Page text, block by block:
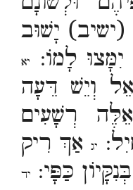
(ישיב) יָשׁוּב
לָמוֹ:
יא
וְיֵשׁ דֵּעָה
רְשָׁעִים
יג אַךְ רִיק
כַּפָּי: יד